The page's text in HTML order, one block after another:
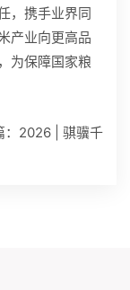
，携手业界同
产业向更高品
为保障国家粮
2026 | 骐骥千